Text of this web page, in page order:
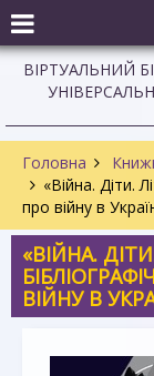
ВІРТУАЛЬНИЙ
Головна
«Війна. Діти.
про війну в
«ВІЙНА.
ВІЙНУ В